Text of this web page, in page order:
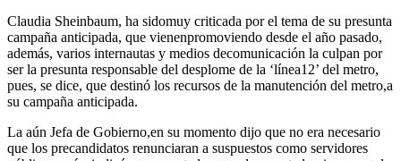
Claudia Sheinbaum, ha sidomuy criticada por el tema de su presunta
campaña anticipada, que vienenpromoviendo desde el año pasado,
además, varios internautas y medios decomunicación la culpan por
ser la presunta responsable del desplome de la ‘línea12’ del metro,
pues, se dice, que destinó los recursos de la manutención del metro,a
su campaña anticipada.
La aún Jefa de Gobierno,en su momento dijo que no era necesario
que los precandidatos renunciaran a suspuestos como servidores